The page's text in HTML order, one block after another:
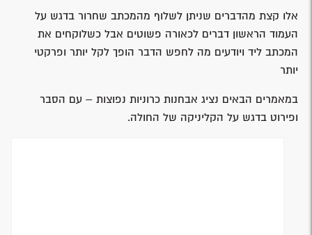
אלו קצת מהדברים שניתן לשלוף מהמכתב שחרור בדגש על
העמוד הראשון דברים לכאורה פשוטים אבל כשלוקחים את
המכתב ליד ויודעים מה לחפש הדבר הופך לקל יותר ופרקטי
יותר
במאמרים הבאים נציג אבחנות כרוניות נפוצות – עם הסבר
ופירוט בדגש על הקליניקה של החולה.